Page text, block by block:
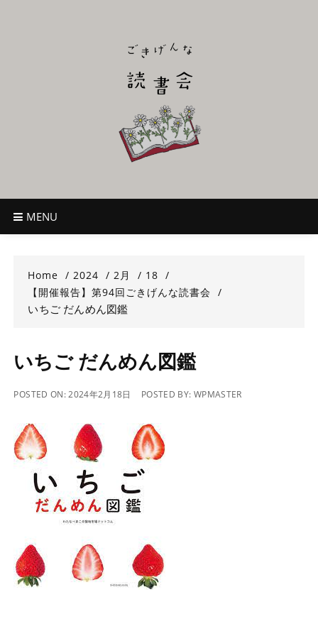
ごきげんな読
~児童書好き主催者によるオールジャンルOK！のんびり読書会~
MENU
Home 2024 2月
18
【開催報告】第94回ごきげんな読書会
いちご だんめん図鑑
いちご だんめん図鑑
POSTED ON:2024年2月18日 POSTED BY: WPMASTER